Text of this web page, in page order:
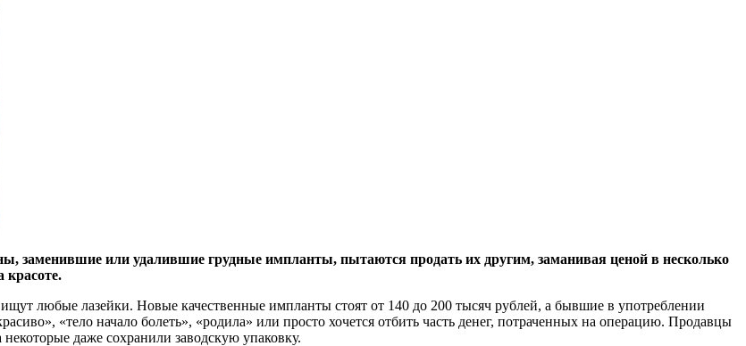
заменившие или удалившие грудные импланты, пытаются продать их другим, заманивая ценой в несколько
красоте.
любые лазейки. Новые качественные импланты стоят от 140 до 200 тысяч рублей, а бывшие в употреблении
«тело начало болеть», «родила» или просто хочется отбить часть денег, потраченных на операцию. Продавцы
даже сохранили заводскую упаковку.